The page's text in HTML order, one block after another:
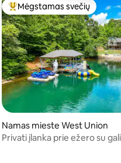
4,96 iš 5, atsiliepimų:
Svečių mėgstamiausias
Mėgstamas svečių
Namas mieste West Union
Privati įlanka prie ežero su